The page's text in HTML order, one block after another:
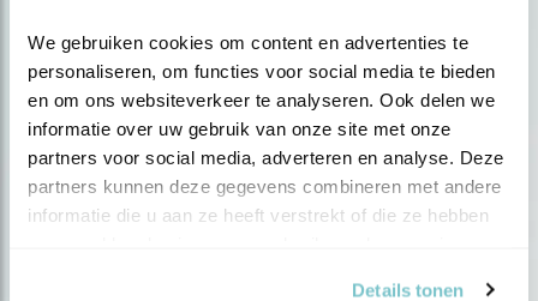
We gebruiken cookies om content en advertenties te
personaliseren, om functies voor social media te bieden
en om ons websiteverkeer te analyseren. Ook delen we
informatie over uw gebruik van onze site met onze
partners voor social media, adverteren en analyse. Deze
partners kunnen deze gegevens combineren met andere
informatie die u aan ze heeft verstrekt of die ze hebben
Details tonen